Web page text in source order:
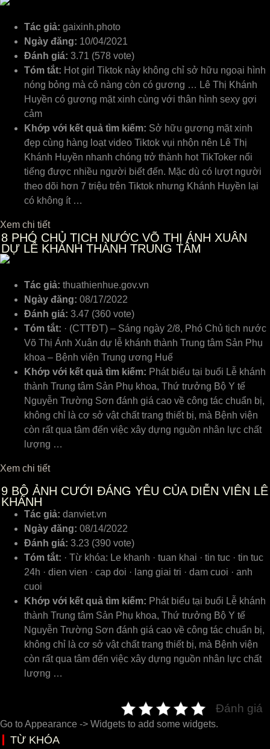
Tác giả: gaixinh.photo
Ngày đăng: 10/04/2021
Đánh giá: 3.71 (578 vote)
Tóm tắt: Hot girl Tiktok này không chỉ sở hữu ngoại hình
nóng bỏng mà cô nàng còn có gương … Lê Thị Khánh
Huyền có gương mặt xinh cùng với thân hình sexy gợi
cảm
Khớp với kết quả tìm kiếm: Sở hữu gương mặt xinh
đẹp cùng hàng loạt video Tiktok vụi nhộn nên Lê Thị
Khánh Huyền nhanh chóng trở thành hot TikToker nổi
tiếng được nhiều người biết đến. Mặc dù có lượt người
theo dõi hơn 7 triệu trên Tiktok nhưng Khánh Huyền lại
có không ít …
Xem chi tiết
8 PHÓ CHỦ TỊCH NƯỚC VÕ THỊ ÁNH XUÂN
DỰ LỄ KHÁNH THÀNH TRUNG TÂM
Tác giả: thuathienhue.gov.vn
Ngày đăng: 08/17/2022
Đánh giá: 3.47 (360 vote)
Tóm tắt: · (CTTĐT) – Sáng ngày 2/8, Phó Chủ tịch nước
Võ Thị Ánh Xuân dự lễ khánh thành Trung tâm Sản Phụ
khoa – Bệnh viện Trung ương Huế
Khớp với kết quả tìm kiếm: Phát biểu tại buổi Lễ khánh
thành Trung tâm Sản Phụ khoa, Thứ trưởng Bộ Y tế
Nguyễn Trường Sơn đánh giá cao về công tác chuẩn bị,
không chỉ là cơ sở vật chất trang thiết bị, mà Bệnh viện
còn rất qua tâm đến việc xây dựng nguồn nhân lực chất
lượng …
Xem chi tiết
9 BỘ ẢNH CƯỚI ĐÁNG YÊU CỦA DIỄN VIÊN LÊ
KHÁNH
Tác giả: danviet.vn
Ngày đăng: 08/14/2022
Đánh giá: 3.23 (390 vote)
Tóm tắt: · Từ khóa: Le khanh · tuan khai · tin tuc · tin tuc
24h · dien vien · cap doi · lang giai tri · dam cuoi · anh
cuoi
Khớp với kết quả tìm kiếm: Phát biểu tại buổi Lễ khánh
thành Trung tâm Sản Phụ khoa, Thứ trưởng Bộ Y tế
Nguyễn Trường Sơn đánh giá cao về công tác chuẩn bị,
không chỉ là cơ sở vật chất trang thiết bị, mà Bệnh viện
còn rất qua tâm đến việc xây dựng nguồn nhân lực chất
lượng …
Đánh giá
Go to Appearance -> Widgets to add some widgets.
TỪ KHÓA